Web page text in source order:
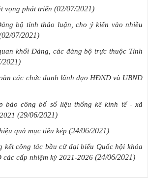
vọng phát triển (02/07/2021)
bộ tỉnh thảo luận, cho ý kiến vào nhiều
07/2021)
khối Đảng, các đảng bộ trực thuộc Tỉnh
2021)
các chức danh lãnh đạo HĐND và UBND
báo công bố số liệu thống kê kinh tế - xã
(29/06/2021)
quả mục tiêu kép (24/06/2021)
kết công tác bầu cử đại biểu Quốc hội khóa
cấp nhiệm kỳ 2021-2026 (24/06/2021)